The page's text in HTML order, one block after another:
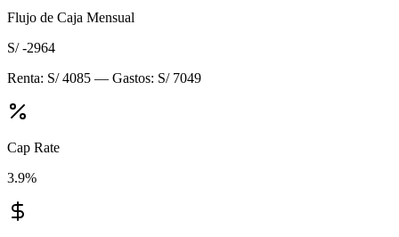
Flujo de Caja Mensual
S/ -2964
Renta: S/ 4085 — Gastos: S/ 7049
Cap Rate
3.9%